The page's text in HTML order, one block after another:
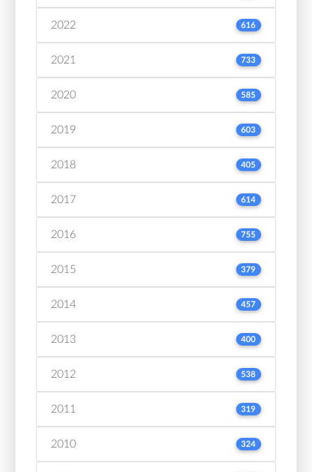
2022 616
2021 733
2020 585
2019 603
2018 405
2017 614
2016 755
2015 379
2014 457
2013 400
2012 538
2011 319
2010 324